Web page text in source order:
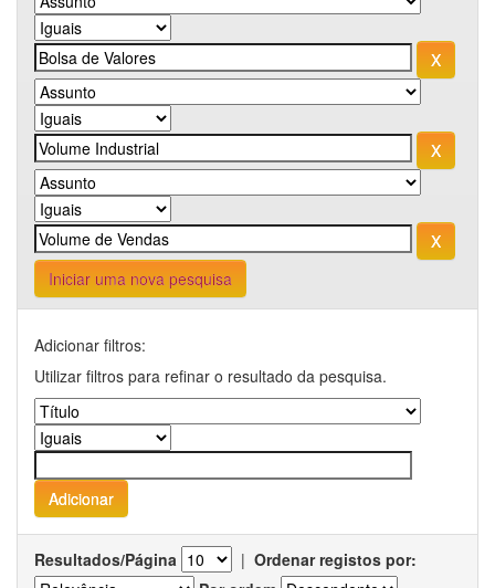
Iniciar uma nova pesquisa
Adicionar filtros:
Utilizar filtros para refinar o resultado da pesquisa.
Resultados/Página | Ordenar registos por: